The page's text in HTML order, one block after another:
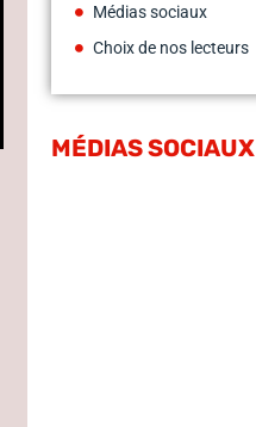
Médias sociaux
Choix de nos lecteurs
MÉDIAS SOCIAUX